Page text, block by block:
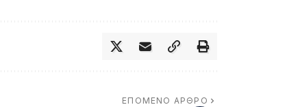
ΕΠΌΜΕΝΟ ΆΡΘΡΟ